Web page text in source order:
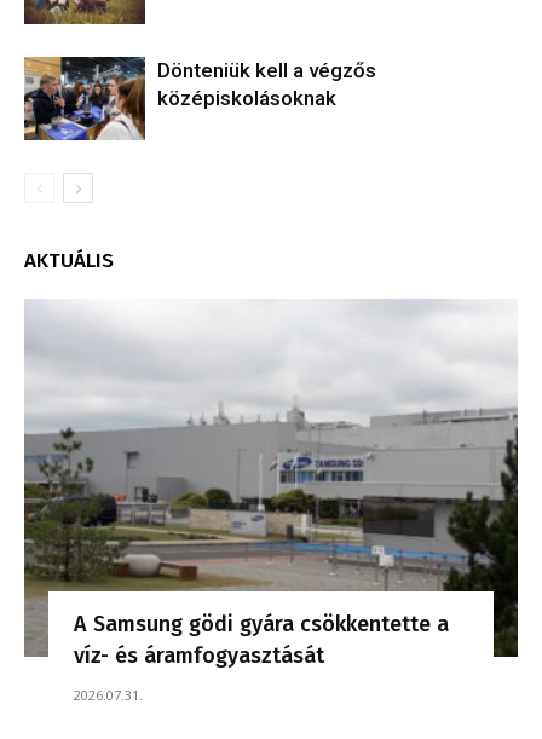
Dönteniük kell a végzős
középiskolásoknak
AKTUÁLIS
A Samsung gödi gyára csökkentette a
víz- és áramfogyasztását
2026.07.31.